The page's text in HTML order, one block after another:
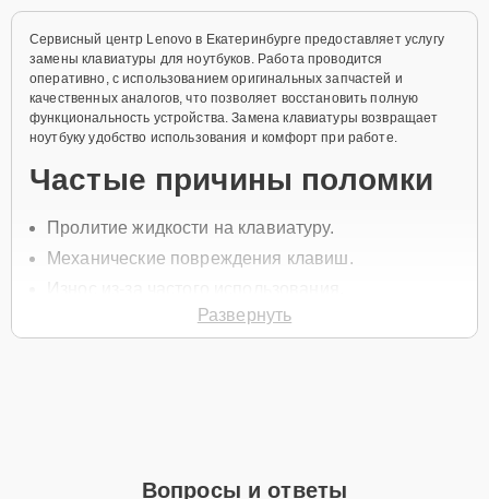
Сервисный центр Lenovo в Екатеринбурге предоставляет услугу
замены клавиатуры для ноутбуков. Работа проводится
оперативно, с использованием оригинальных запчастей и
качественных аналогов, что позволяет восстановить полную
функциональность устройства. Замена клавиатуры возвращает
ноутбуку удобство использования и комфорт при работе.
Частые причины поломки
Пролитие жидкости на клавиатуру.
Механические повреждения клавиш.
Перегрев устройства.
Главные особенности
Развернуть
Вопросы и ответы